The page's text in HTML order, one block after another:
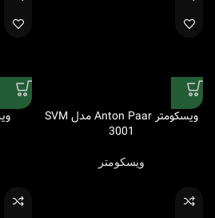
ویسکومتر Anton Paar مدل SVM
3001
ویسکومتر